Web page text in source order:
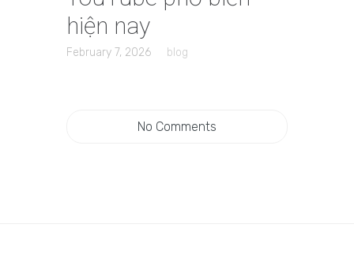
hiện nay
February 7, 2026 blog
No Comments